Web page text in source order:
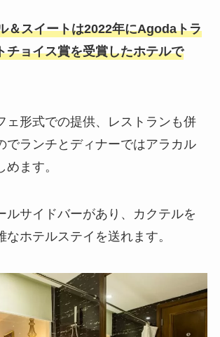
＆スイートは2022年にAgodaトラ
チョイス賞を受賞したホテルで
ェ形式での提供、レストランも併
でランチとディナーではアラカル
めます。
ルサイドバーがあり、カクテルを
なホテルステイを送れます。